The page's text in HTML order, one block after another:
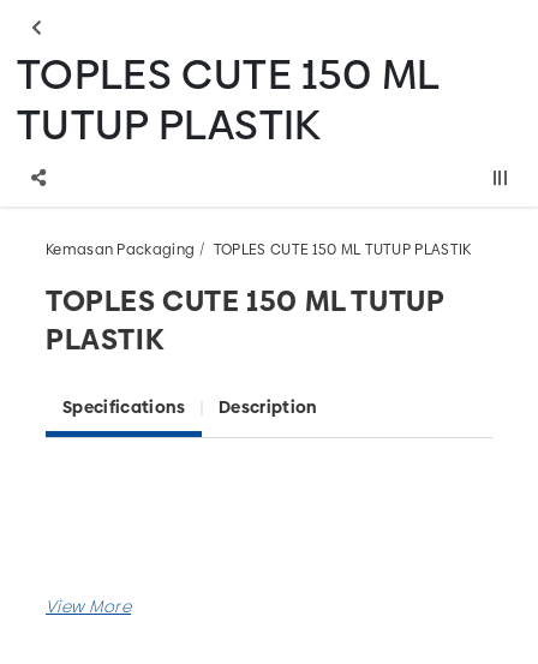
TOPLES CUTE 150 ML
TUTUP PLASTIK
Kemasan Packaging TOPLES CUTE 150 ML TUTUP PLASTIK
TOPLES CUTE 150 ML TUTUP
PLASTIK
Specifications Description